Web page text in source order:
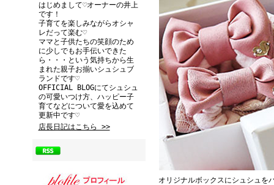
はじめまして♡オーナーの井上
です！
子育てを楽しみながらオシャ
レだって楽む♡
ママと子供たちの笑顔のため
に少しでもお手伝いできた
ら・・・という気持ちから生
まれた親子お揃いシュシュブ
ランドです♡
OFFICIAL BLOGにてシュシュ
の可愛いつけ方、ハッピー子
育てなどについて愛を込めて
更新中です♡
店長日記はこちら >>
オリジナルボックスにシュシュを